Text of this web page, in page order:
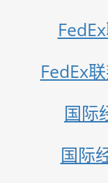
FedEx
国际
国际